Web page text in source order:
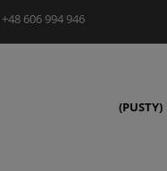
+48 606 994 946
(PUSTY)